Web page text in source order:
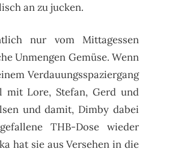
an zu jucken.
nur vom Mittagessen
Unmengen Gemüse. Wenn
Verdauungsspaziergang
mit Lore, Stefan, Gerd und
und damit, Dimby dabei
THB-Dose wieder
hat sie aus Versehen in die